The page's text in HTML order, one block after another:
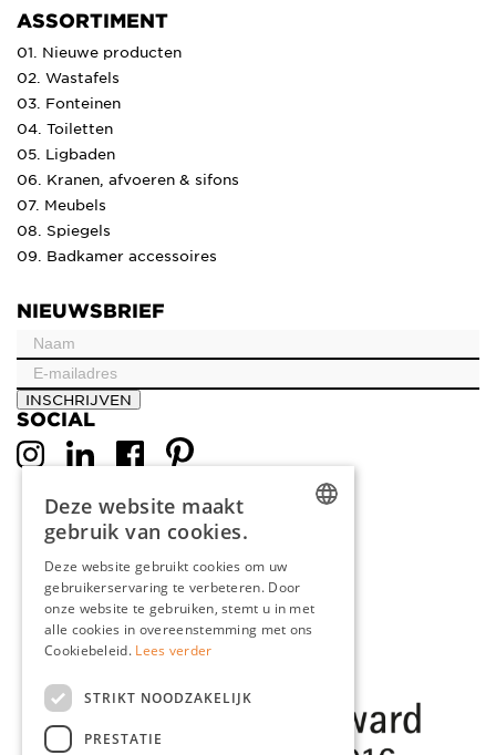
ASSORTIMENT
01. Nieuwe producten
02. Wastafels
03. Fonteinen
04. Toiletten
05. Ligbaden
06. Kranen, afvoeren & sifons
07. Meubels
08. Spiegels
09. Badkamer accessoires
NIEUWSBRIEF
INSCHRIJVEN
SOCIAL
ENGLISH
FRENCH
Deze website maakt
gebruik van cookies.
Deze website gebruikt cookies om uw
gebruikerservaring te verbeteren. Door
onze website te gebruiken, stemt u in met
alle cookies in overeenstemming met ons
Cookiebeleid. Lees verder
STRIKT NOODZAKELIJK
PRESTATIE